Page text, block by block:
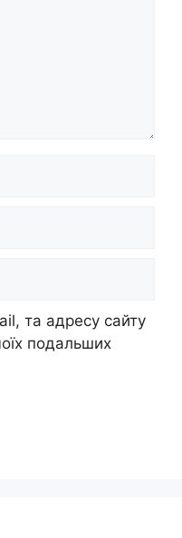
та адресу сайту
подальших